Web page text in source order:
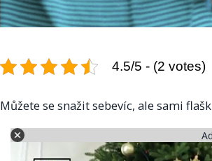
4.5/5 - (2 votes)
Můžete se snažit sebevíc, ale sami